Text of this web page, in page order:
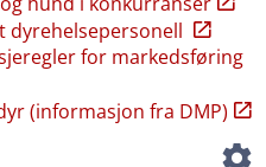
dyrehelsepersonell
for markedsføring
(informasjon fra DMP)